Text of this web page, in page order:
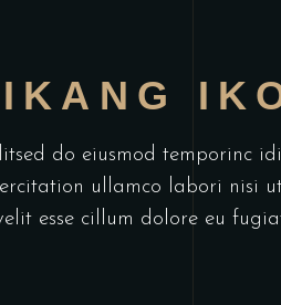
do eiusmod temporinc
ullamco labori nisi
esse cillum dolore eu